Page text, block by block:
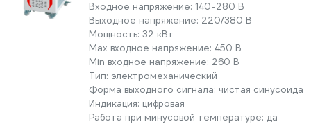
Входное напряжение: 140-280 В
Выходное напряжение: 220/380 В
Мощность: 32 кВт
Max входное напряжение: 450 В
Min входное напряжение: 260 В
Тип: электромеханический
Форма выходного сигнала: чистая синусоида
Индикация: цифровая
Работа при минусовой температуре: да